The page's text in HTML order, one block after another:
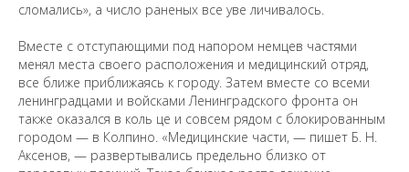
сломались», а число раненых все уве личивалось.
Вместе с отступающими под напором немцев частями
менял места своего расположения и медицинский отряд,
все ближе приближаясь к городу. Затем вместе со всеми
ленинградцами и войсками Ленинградского фронта он
также оказался в коль це и совсем рядом с блокированным
городом — в Колпино. «Медицинские части, — пишет Б. Н.
Аксенов, — развертывались предельно близко от